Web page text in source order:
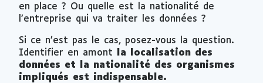
en place ? Ou quelle est la nationalité de
l’entreprise qui va traiter les données ?
Si ce n’est pas le cas, posez-vous la question.
Identifier en amont
la localisation des
données et la nationalité des organismes
impliqués est indispensable.